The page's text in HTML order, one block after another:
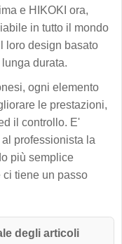
e HIKOKI ora,
in tutto il mondo
loro design basato
durata.
ogni elemento
le prestazioni,
il controllo. E'
professionista la
più semplice
ci tiene un passo
degli articoli